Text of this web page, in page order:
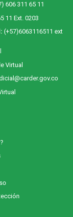
606 311 65 11
11 Ext. 0203
(+57)6063116511 ext
Virtual